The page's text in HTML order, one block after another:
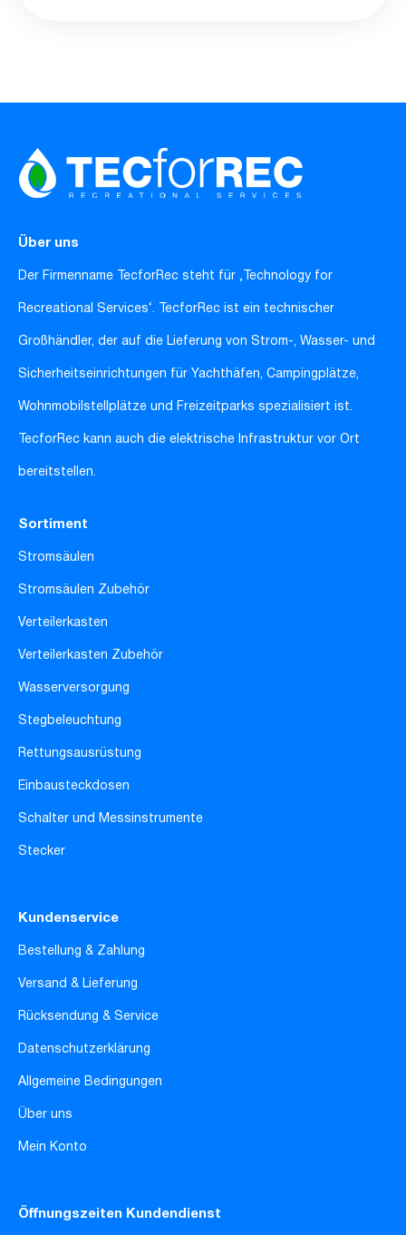
Über uns
Der Firmenname TecforRec steht für ‚Technology for
Recreational Services‘. TecforRec ist ein technischer
Großhändler, der auf die Lieferung von Strom-, Wasser- und
Sicherheitseinrichtungen für Yachthäfen, Campingplätze,
Wohnmobilstellplätze und Freizeitparks spezialisiert ist.
TecforRec kann auch die elektrische Infrastruktur vor Ort
bereitstellen.
Sortiment
Stromsäulen
Stromsäulen Zubehör
Verteilerkasten
Verteilerkasten Zubehör
Wasserversorgung
Stegbeleuchtung
Rettungsausrüstung
Einbausteckdosen
Schalter und Messinstrumente
Stecker
Kundenservice
Bestellung & Zahlung
Versand & Lieferung
Rücksendung & Service
Datenschutzerklärung
Allgemeine Bedingungen
Über uns
Mein Konto
Öffnungszeiten Kundendienst